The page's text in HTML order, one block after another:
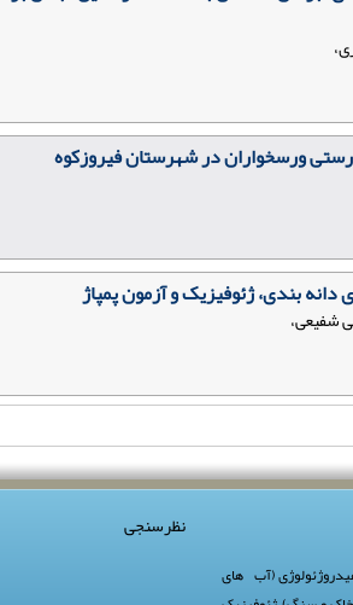
ورسخواران در شهرستان فیروزکوه
بندی، ژئوفیزیک و آزمون پمپاژ
شفیعی،
(آب های
نظرسنجی